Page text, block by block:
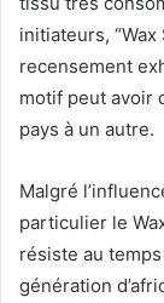
initiateurs, “Wax
recensement
motif peut avoir
pays à un autre.
Malgré
particulier le
résiste au
génération